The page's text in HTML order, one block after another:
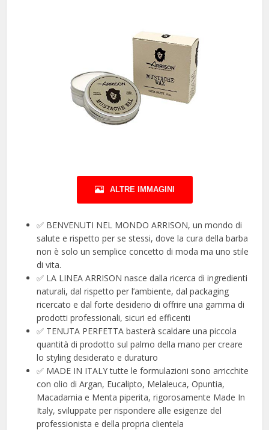
ALTRE IMMAGINI
✅ BENVENUTI NEL MONDO ARRISON, un mondo di
salute e rispetto per se stessi, dove la cura della barba
non è solo un semplice concetto di moda ma uno stile
di vita.
✅ LA LINEA ARRISON nasce dalla ricerca di ingredienti
naturali, dal rispetto per l’ambiente, dal packaging
ricercato e dal forte desiderio di offrire una gamma di
prodotti professionali, sicuri ed efficenti
✅ TENUTA PERFETTA basterà scaldare una piccola
quantità di prodotto sul palmo della mano per creare
lo styling desiderato e duraturo
✅ MADE IN ITALY tutte le formulazioni sono arricchite
con olio di Argan, Eucalipto, Melaleuca, Opuntia,
Macadamia e Menta piperita, rigorosamente Made In
Italy, sviluppate per rispondere alle esigenze del
professionista e della propria clientela